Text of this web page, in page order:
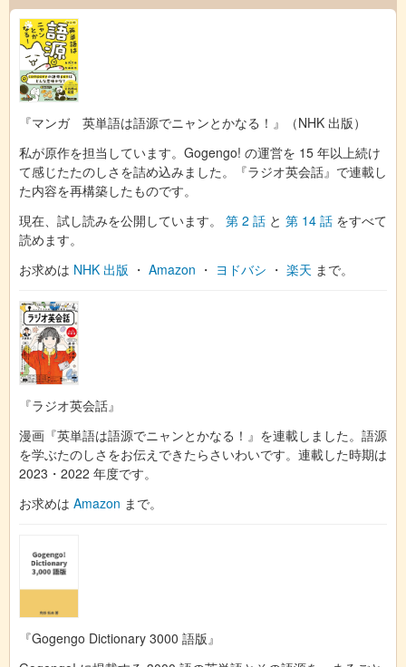
『マンガ 英単語は語源でニャンとかなる！』（NHK 出版）
私が原作を担当しています。Gogengo! の運営を 15 年以上続け
て感じたたのしさを詰め込みました。『ラジオ英会話』で連載し
た内容を再構築したものです。
現在、試し読みを公開しています。 第 2 話 と 第 14 話 をすべて
読めます。
お求めは NHK 出版 ・ Amazon ・ ヨドバシ ・ 楽天 まで。
『ラジオ英会話』
漫画『英単語は語源でニャンとかなる！』を連載しました。語源
を学ぶたのしさをお伝えできたらさいわいです。連載した時期は
2023・2022 年度です。
お求めは Amazon まで。
『Gogengo Dictionary 3000 語版』